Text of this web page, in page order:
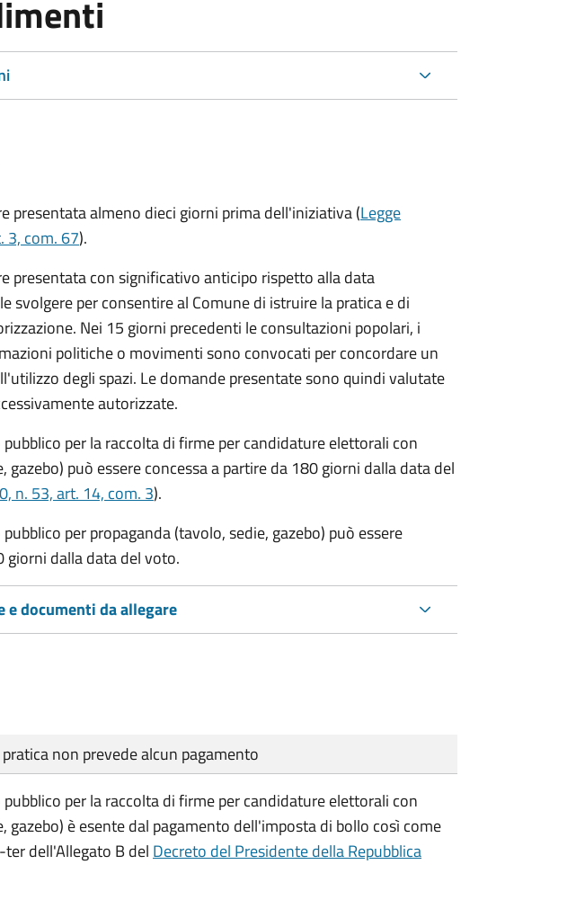
presentataalmeno dieci giorni primadell'iniziativa (Legge
com. 67).
presentata con significativo anticipo rispetto alla data
svolgere per consentire al Comune di istruire la pratica e di
Nei 15 giorni precedenti le consultazioni popolari, i
politiche o movimenti sono convocati per concordare un
degli spazi. Le domande presentate sono quindi valutate
autorizzate.
per la raccolta di firme per candidature elettorali con
gazebo) può essere concessa a partire da 180 giorni dalla data del
n. 53, art. 14, com. 3).
per propaganda (tavolo, sedie, gazebo) può essere
giorni dalla data del voto.
e documenti da allegare
non prevede alcun pagamento
per la raccolta di firme per candidature elettorali con
gazebo) è esente dal pagamento dell'imposta di bollo così come
dell'Allegato B del Decreto del Presidente della Repubblica